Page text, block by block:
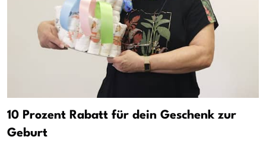
10 Prozent Rabatt für dein Geschenk zur
Geburt